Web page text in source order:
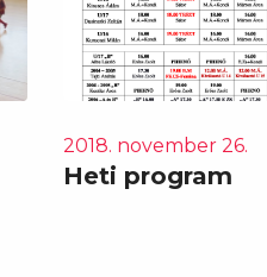
2018. november 26.
Heti program